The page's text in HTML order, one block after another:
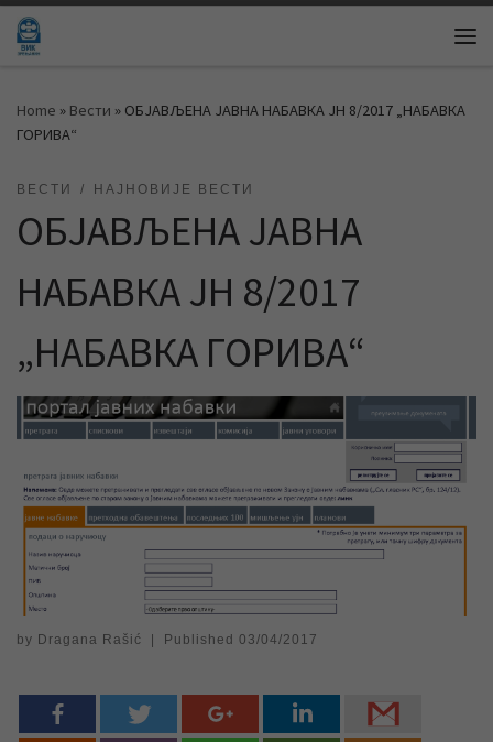
Skip to content
Home » Вести » ОБЈАВЉЕНА ЈАВНА НАБАВКА ЈН 8/2017 „НАБАВКА
ГОРИВА“
ВЕСТИ НАЈНОВИЈЕ ВЕСТИ
ОБЈАВЉЕНА ЈАВНА
НАБАВКА ЈН 8/2017
„НАБАВКА ГОРИВА“
by Dragana Rašić Published 03/04/2017